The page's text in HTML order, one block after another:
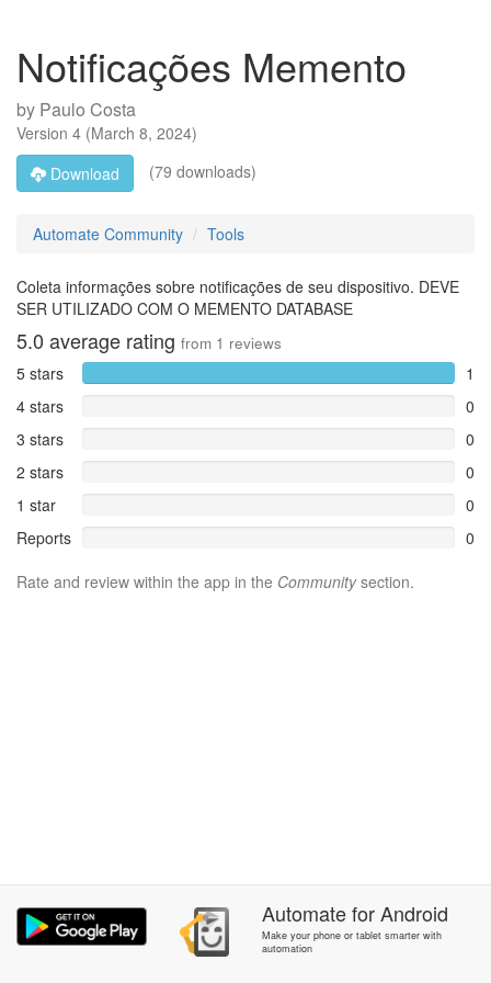
Notificações Memento
by Paulo Costa
Version 4 (March 8, 2024)
Download
(79 downloads)
Automate Community Tools
Coleta informações sobre notificações de seu dispositivo. DEVE
SER UTILIZADO COM O MEMENTO DATABASE
5.0 average rating from 1 reviews
5 stars
1
4 stars
0
3 stars
0
2 stars
0
1 star
0
Reports
0
Rate and review within the app in the Communitysection.
AutomateforAndroid
Make your phone or tablet smarter with
automation